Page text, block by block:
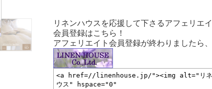
リネンハウスを応援して下さるアフェリエ
会員登録はこちら！
アフェリエイト会員登録が終わりましたら